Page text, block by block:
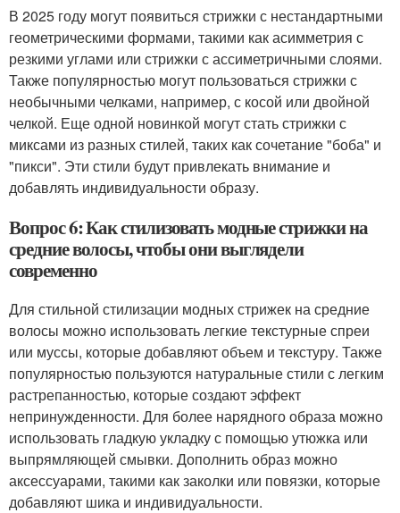
В 2025 году могут появиться стрижки с нестандартными
геометрическими формами, такими как асимметрия с
резкими углами или стрижки с ассиметричными слоями.
Также популярностью могут пользоваться стрижки с
необычными челками, например, с косой или двойной
челкой. Еще одной новинкой могут стать стрижки с
миксами из разных стилей, таких как сочетание "боба" и
"пикси". Эти стили будут привлекать внимание и
добавлять индивидуальности образу.
Вопрос 6: Как стилизовать модные стрижки на
средние волосы, чтобы они выглядели
современно
Для стильной стилизации модных стрижек на средние
волосы можно использовать легкие текстурные спреи
или муссы, которые добавляют объем и текстуру. Также
популярностью пользуются натуральные стили с легким
растрепанностью, которые создают эффект
непринужденности. Для более нарядного образа можно
использовать гладкую укладку с помощью утюжка или
выпрямляющей смывки. Дополнить образ можно
аксессуарами, такими как заколки или повязки, которые
добавляют шика и индивидуальности.